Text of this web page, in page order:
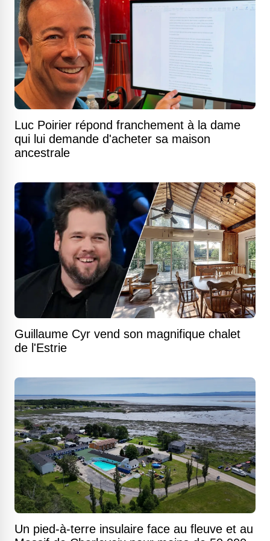
Luc Poirier répond franchement à la dame
qui lui demande d'acheter sa maison
ancestrale
Guillaume Cyr vend son magnifique chalet
de l'Estrie
Un pied-à-terre insulaire face au fleuve et au